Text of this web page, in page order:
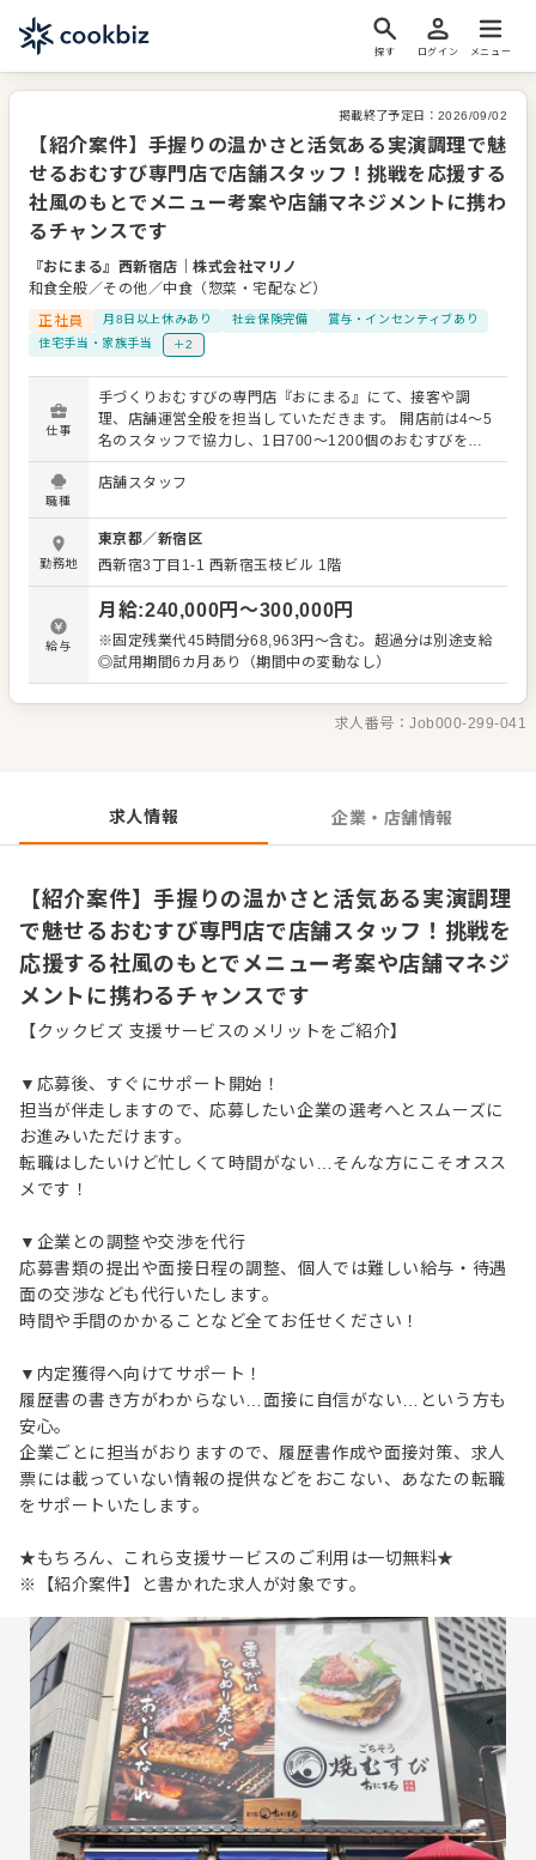
探す ログイン メニュー
掲載終了予定日： 2026/09/02
【紹介案件】手握りの温かさと活気ある実演調理で魅
せるおむすび専門店で店舗スタッフ！挑戦を応援する
社風のもとでメニュー考案や店舗マネジメントに携わ
るチャンスです
『おにまる』西新宿店 ｜株式会社マリノ
和食全般／その他／中食（惣菜・宅配など）
正社員
月8日以上休みあり 社会保険完備
賞与・インセンティブあり
住宅手当・家族手当
＋2
仕事
手づくりおむすびの専門店『おにまる』にて、接客や調
理、店舗運営全般を担当していただきます。 開店前は4～5
名のスタッフで協力し、1日700～1200個のおむすびを製
造。機械を使う「おにぎらず」のほか、三角形のおむすび
は一つひとつ手で握り、こだわりのおいしさを届けます。
で活気あるお店をつくっていきましょう。 店舗運営に慣れ
てきた段階で、売上・食材の管理やシフト作成、仕込みの
指示出しといったマネジメント業務もお任せします。 「と
りあえずやってみる」ことを大切にする社風のため、失敗
を恐れず新しい企画やメニュー考案に挑戦できる環境で
す。実演調理やわくわくする大量陳列を通し、おむすびの
新しい価値を一緒に広げていきませんか。 ＜おすすめポイ
と、充実した研修制度で人間的成長を支えます。新人研修
だけでなく、独自の演出やおもてなしを学ぶ機会があり、
職種
店舗スタッフ
勤務地
東京都／新宿区
西新宿3丁目1-1 西新宿玉枝ビル 1階
給与
月給:240,000円〜300,000円
※固定残業代45時間分68,963円～含む。超過分は別途支給
◎試用期間6カ月あり（期間中の変動なし）
求人番号：Job000-299-041
求人情報 企業・店舗情報
【紹介案件】手握りの温かさと活気ある実演調理
で魅せるおむすび専門店で店舗スタッフ！挑戦を
応援する社風のもとでメニュー考案や店舗マネジ
メントに携わるチャンスです
【クックビズ 支援サービスのメリットをご紹介】
▼応募後、すぐにサポート開始！
担当が伴走しますので、応募したい企業の選考へとスムーズに
お進みいただけます。
転職はしたいけど忙しくて時間がない…そんな方にこそオスス
メです！
▼企業との調整や交渉を代行
応募書類の提出や面接日程の調整、個人では難しい給与・待遇
面の交渉なども代行いたします。
時間や手間のかかることなど全てお任せください！
▼内定獲得へ向けてサポート！
履歴書の書き方がわからない…面接に自信がない…という方も
安心。
企業ごとに担当がおりますので、履歴書作成や面接対策、求人
票には載っていない情報の提供などをおこない、あなたの転職
をサポートいたします。
★もちろん、これら支援サービスのご利用は一切無料★
※【紹介案件】と書かれた求人が対象です。